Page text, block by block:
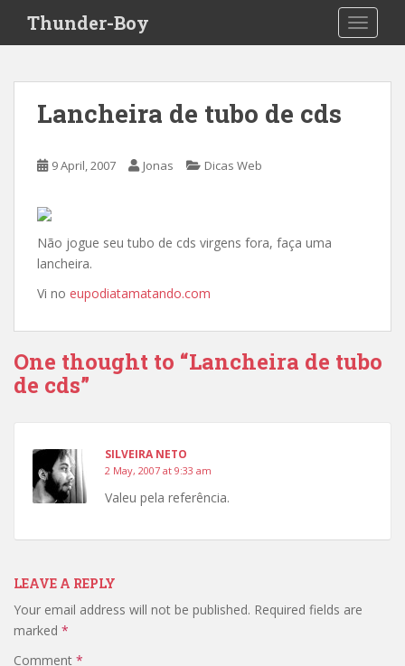
i
Thunder-Boy
Lancheira de tubo de cds
9 April, 2007 Jonas Dicas Web
Não jogue seu tubo de cds virgens fora, faça uma
lancheira.
Vi no eupodiatamatando.com
One thought to “Lancheira de tubo
de cds”
SILVEIRA NETO
2 May, 2007 at 9:33 am
Valeu pela referência.
LEAVE A REPLY
Your email address will not be published. Required fields are
marked *
Comment *